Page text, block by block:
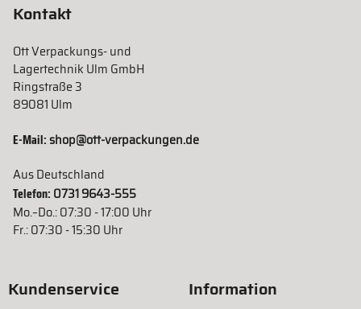
Kontakt
Ott Verpackungs- und
Lagertechnik Ulm GmbH
Ringstraße 3
89081 Ulm
E-Mail:shop@ott-verpackungen.de
Aus Deutschland
Telefon: 0731 9643-555
Mo.–Do.: 07:30 - 17:00 Uhr
Fr.: 07:30 - 15:30 Uhr
Kundenservice Information